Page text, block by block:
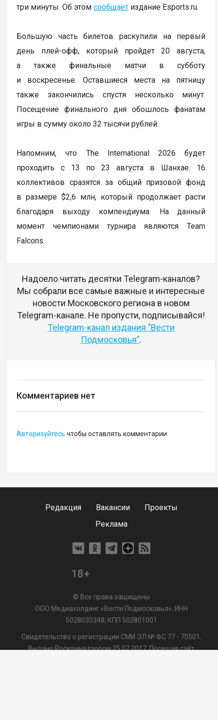
три минуты. Об этомсообщает издание Esports.ru.
Большую часть билетов раскупили на первый
день плей-офф, который пройдет 20 августа,
а также финальные матчи в субботу
и воскресенье. Оставшиеся места на пятницу
также закончились спустя несколько минут.
Посещение финального дня обошлось фанатам
игры в сумму около 32 тысячи рублей.
Напомним, что The International 2026 будет
проходить с 13 по 23 августа в Шанхае. 16
коллективов сразятся за общий призовой фонд
в размере $2,6 млн, который продолжает расти
благодаря выходу компендиума. На данный
момент чемпионами турнира являются Team
Falcons.
Надоело читать десятки Telegram-каналов?
Мы собрали все самые важные и интересные
новости Московского региона в новом
Telegram-канале. Не пропусти, подписывайся!
Telegram-канал издания "Вести
Подмосковья".
Комментариев нет
Авторизуйтесь чтобы оставлять комментарии
Редакция Вакансии
Проекты
Реклама
18+
© Все права защищены
ООО Медиахолдинг «Вести Подмосковья», ИНН
5028035348; КПП 502801001
Свидетельство о регистрации СМИ ЭЛ № ФС 77 - 70501.
Выдано Роскомнадзором 25.07.2017. Посещая сайт